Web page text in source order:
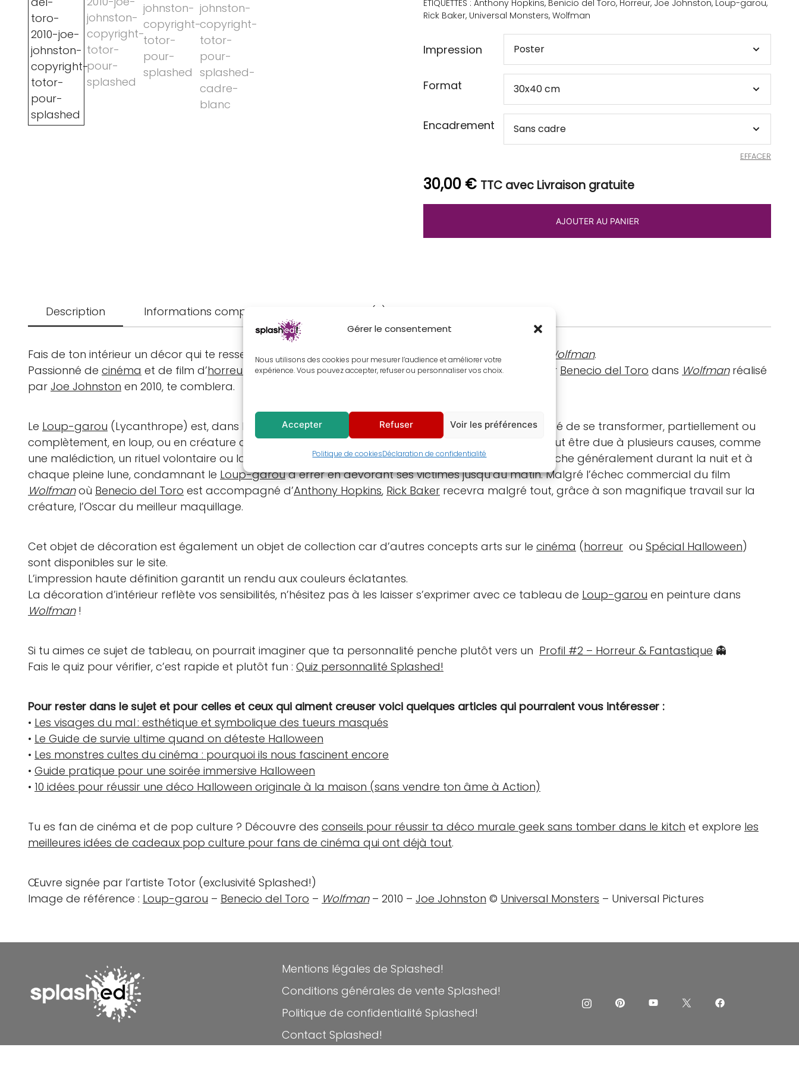
Gérer le consentement
Nous utilisons des cookies pour mesurer l’audience et améliorer votre
expérience. Vous pouvez accepter, refuser ou personnaliser vos choix.
Accepter Refuser Voir les préférences
Politique de cookiesDéclaration de confidentialité
ÉTIQUETTES : Anthony Hopkins, Benicio del Toro, Horreur, Joe Johnston, Loup-garou,
Rick Baker, Universal Monsters, Wolfman
Impression
Format
Encadrement
EFFACER
30,00 € TTC avec Livraison gratuite
AJOUTER AU PANIER
Description Informations complémentaires Avis (0)
Fais de ton intérieur un décor qui te ressemble avec ce tableau deLoup-garouen peinture dans Wolfman.
Passionné de cinéma et de film d’horreur ? N’hésite plus ! Ce tableau deLoup-garouinterprété par Benecio del Toro dans Wolfmanréalisé
par Joe Johnston en 2010, te comblera.
Le Loup-garou (Lycanthrope) est, dans les mythologies et les légendes, un humain qui a la capacité de se transformer, partiellement ou
complètement, en loup, ou en créature anthropomorphe proche du loup. Cette transformation peut être due à plusieurs causes, comme
une malédiction, un rituel volontaire ou la morsure ou griffure d’un autre Loup-garou. Elle se déclenche généralement durant la nuit et à
chaque pleine lune, condamnant le Loup-garouà errer en dévorant ses victimes jusqu’au matin. Malgré l’échec commercial du film
Wolfmanoù Benecio del Toro est accompagné d’Anthony Hopkins, Rick Baker recevra malgré tout, grâce à son magnifique travail sur la
créature, l’Oscar du meilleur maquillage.
Cet objet de décoration est également un objet de collection car d’autres concepts arts sur le cinéma (horreur ou Spécial Halloween)
sont disponibles sur le site.
L’impression haute définition garantit un rendu aux couleurs éclatantes.
La décoration d’intérieur reflète vos sensibilités, n’hésitez pas à les laisser s’exprimer avec ce tableau de Loup-garou en peinture dans
Wolfman!
Si tu aimes ce sujet de tableau, on pourrait imaginer que ta personnalité penche plutôt vers un Profil #2 – Horreur & Fantastique 👻
Fais le quiz pour vérifier, c’est rapide et plutôt fun : Quiz personnalité Splashed!
Pour rester dans le sujet et pour celles et ceux qui aiment creuser voici quelques articles qui pourraient vous intéresser :
• Les visages du mal : esthétique et symbolique des tueurs masqués
• Le Guide de survie ultime quand on déteste Halloween
• Les monstres cultes du cinéma : pourquoi ils nous fascinent encore
• Guide pratique pour une soirée immersive Halloween
• 10 idées pour réussir une déco Halloween originale à la maison (sans vendre ton âme à Action)
Tu es fan de cinéma et de pop culture ? Découvre des conseils pour réussir ta déco murale geek sans tomber dans le kitch et explore les
meilleures idées de cadeaux pop culture pour fans de cinéma qui ont déjà tout.
Œuvre signée par l’artiste Totor (exclusivité Splashed!)
Image de référence : Loup-garou – Benecio del Toro – Wolfman– 2010 – Joe Johnston © Universal Monsters – Universal Pictures
Mentions légales de Splashed!
Conditions générales de vente Splashed!
Politique de confidentialité Splashed!
Contact Splashed!